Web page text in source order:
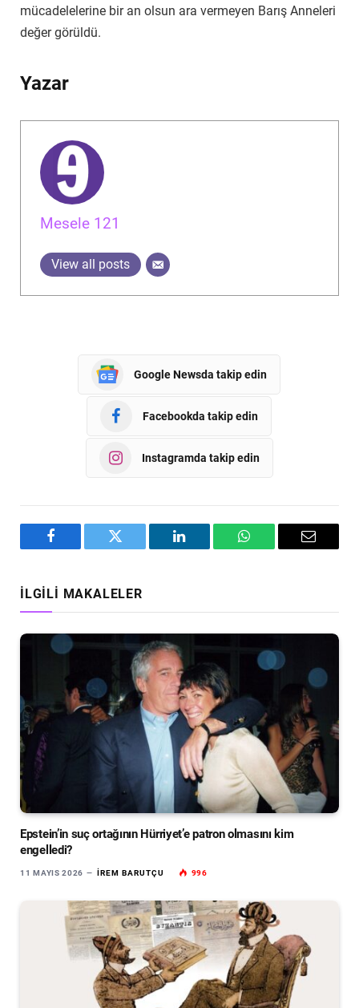
mücadelelerine bir an olsun ara vermeyen Barış Anneleri
değer görüldü.
Yazar
Mesele 121
View all posts
Google Newsda takip edin
Facebookda takip edin
Instagramda takip edin
Facebook Twitter LinkedIn WhatsAppEmail
İLGILI MAKALELER
Epstein’in suç ortağının Hürriyet’e patron olmasını kim
engelledi?
11 MAYIS 2026 İREM BARUTÇU 996